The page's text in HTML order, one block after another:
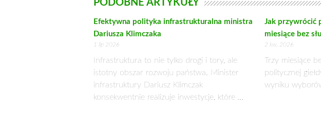
PODOBNE ARTYKUŁY
Efektywna polityka infrastrukturalna ministra
Dariusza Klimczaka
1 lip 2026
Infrastruktura to nie tylko drogi i tory, ale
istotny obszar rozwoju państwa. Minister
infrastruktury Dariusz Klimczak
konsekwentnie realizuje inwestycje, które …
Jak przywrócić
miesiące bez
2 kw. 2026
Trzy miesiące
politycznej
wyniku